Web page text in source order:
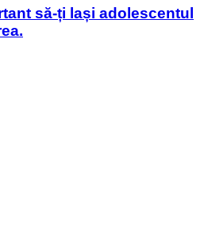
să-ți lași adolescentul